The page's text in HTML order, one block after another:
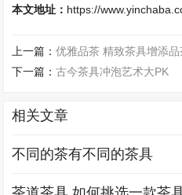
本文地址： https://
上一篇：优雅品茶 精致茶具增添品
下一篇：古今茶具冲泡艺术大PK
相关文章
不同的茶有不同的茶具